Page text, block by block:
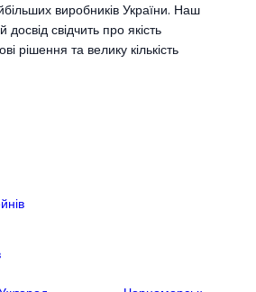
виробників України. Наш
досвід свідчить про якість
рішення та велику кількість